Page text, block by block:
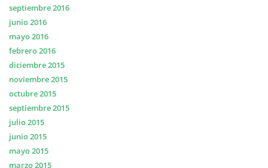
septiembre 2016
junio 2016
mayo 2016
febrero 2016
diciembre 2015
noviembre 2015
octubre 2015
septiembre 2015
julio 2015
junio 2015
mayo 2015
marzo 2015